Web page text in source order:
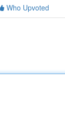
Who Upvoted